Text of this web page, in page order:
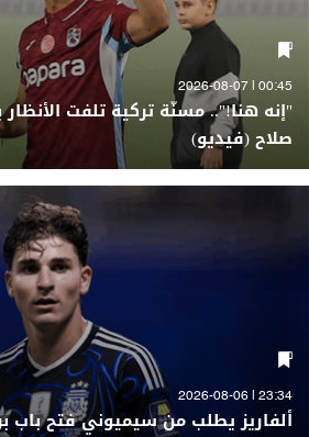
00:45 | 2026-08-07
"إنه هنا!".. مسنّة تركية تلفت
صلاح (فيديو)
23:34 | 2026-08-06
ألفاريز يطلب من سيميوني فتح باب